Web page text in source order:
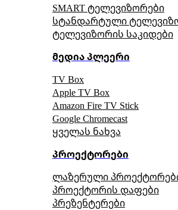
SMART ტელევიზორები
სტანდარტული
ტელევიზორის საკიდები
მედია პლეერი
TV Box
Apple TV Box
Amazon Fire TV Stick
Google Chromecast
ყველას ნახვა
პროექტორები
ლაზერული
პროექტორის დაფები
პრეზენტერები